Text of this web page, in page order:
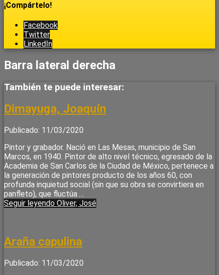
¡Compártelo!
Facebook
Twitter
LinkedIn
Barra lateral derecha
También te puede interesar:
Dimayuga, Joaquín
Publicado: 11/03/2020
Pintor y grabador. Nació en Las Mesas, municipio de San
Marcos, en 1940. Pintor de alto nivel técnico, egresado de la
Academia de San Carlos de la Ciudad de México, pertenece a
la generación de pintores producto de los años 60, con
profunda inquietud social (sin que su obra se convirtiera en
panfleto), que fluctúa …
Seguir leyendo Oliver, José
Araña capulina
Publicado: 11/03/2020